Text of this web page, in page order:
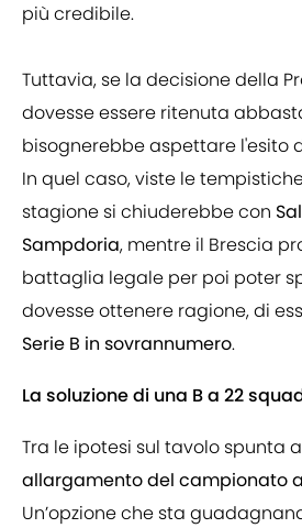
più credibile.
Tuttavia, se la decisione della
dovesse essere ritenuta
bisognerebbe aspettare l'esito
In quel caso, viste le
stagione si chiuderebbe con
Sampdoria, mentre il Brescia
battaglia legale per poi poter
dovesse ottenere ragione, di
Serie B in sovrannumero.
La soluzione di una B a 22
Tra le ipotesi sul tavolo spunta
allargamento del campionato
Un’opzione che sta